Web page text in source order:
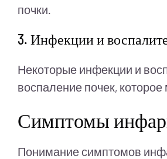
почки.
3. Инфекции и
Некоторые инфекции и
воспаление почек,
Симптомы
Понимание симптомов